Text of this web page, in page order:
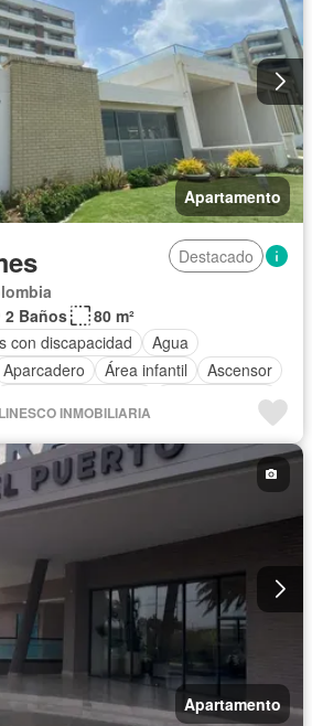
Apartamento
Destacado
2 Baños
80 m²
con discapacidad
Agua
Aparcadero Área infantil
Ascensor
Cocina integral
Jacuzzi Jardín
privada
Tanque de agua
mascotas Permite niños
INMOBILIARIA
Apartamento